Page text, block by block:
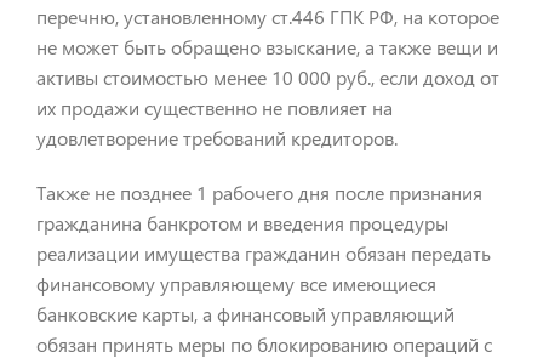
перечню, установленному ст.446 ГПК РФ, на которое
не может быть обращено взыскание, а также вещи и
активы стоимостью менее 10 000 руб., если доход от
их продажи существенно не повлияет на
удовлетворение требований кредиторов.
Также не позднее 1 рабочего дня после признания
гражданина банкротом и введения процедуры
реализации имущества гражданин обязан передать
финансовому управляющему все имеющиеся
банковские карты, а финансовый управляющий
обязан принять меры по блокированию операций с